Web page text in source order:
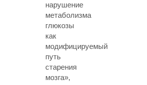
нарушение
метаболизма
глюкозы
как
модифицируемый
путь
старения
мозга»,